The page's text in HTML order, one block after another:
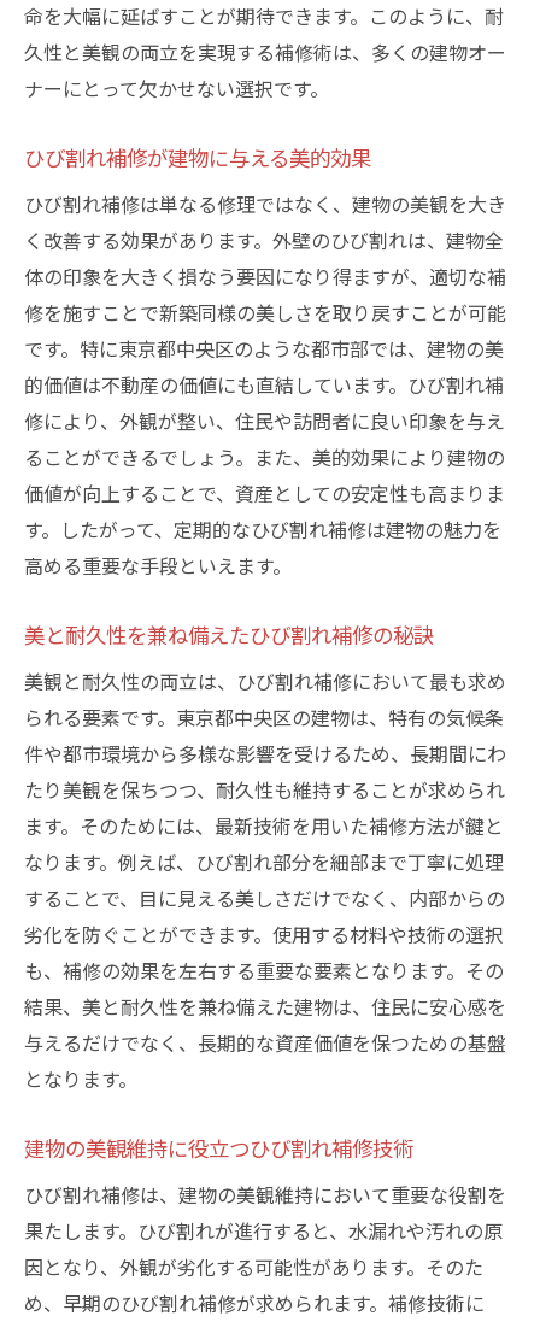
命を大幅に延ばすことが期待できます。このように、耐
久性と美観の両立を実現する補修術は、多くの建物オー
ナーにとって欠かせない選択です。
ひび割れ補修が建物に与える美的効果
ひび割れ補修は単なる修理ではなく、建物の美観を大き
く改善する効果があります。外壁のひび割れは、建物全
体の印象を大きく損なう要因になり得ますが、適切な補
修を施すことで新築同様の美しさを取り戻すことが可能
です。特に東京都中央区のような都市部では、建物の美
的価値は不動産の価値にも直結しています。ひび割れ補
修により、外観が整い、住民や訪問者に良い印象を与え
ることができるでしょう。また、美的効果により建物の
価値が向上することで、資産としての安定性も高まりま
す。したがって、定期的なひび割れ補修は建物の魅力を
高める重要な手段といえます。
美と耐久性を兼ね備えたひび割れ補修の秘訣
美観と耐久性の両立は、ひび割れ補修において最も求め
られる要素です。東京都中央区の建物は、特有の気候条
件や都市環境から多様な影響を受けるため、長期間にわ
たり美観を保ちつつ、耐久性も維持することが求められ
ます。そのためには、最新技術を用いた補修方法が鍵と
なります。例えば、ひび割れ部分を細部まで丁寧に処理
することで、目に見える美しさだけでなく、内部からの
劣化を防ぐことができます。使用する材料や技術の選択
も、補修の効果を左右する重要な要素となります。その
結果、美と耐久性を兼ね備えた建物は、住民に安心感を
与えるだけでなく、長期的な資産価値を保つための基盤
となります。
建物の美観維持に役立つひび割れ補修技術
ひび割れ補修は、建物の美観維持において重要な役割を
果たします。ひび割れが進行すると、水漏れや汚れの原
因となり、外観が劣化する可能性があります。そのた
め、早期のひび割れ補修が求められます。補修技術に